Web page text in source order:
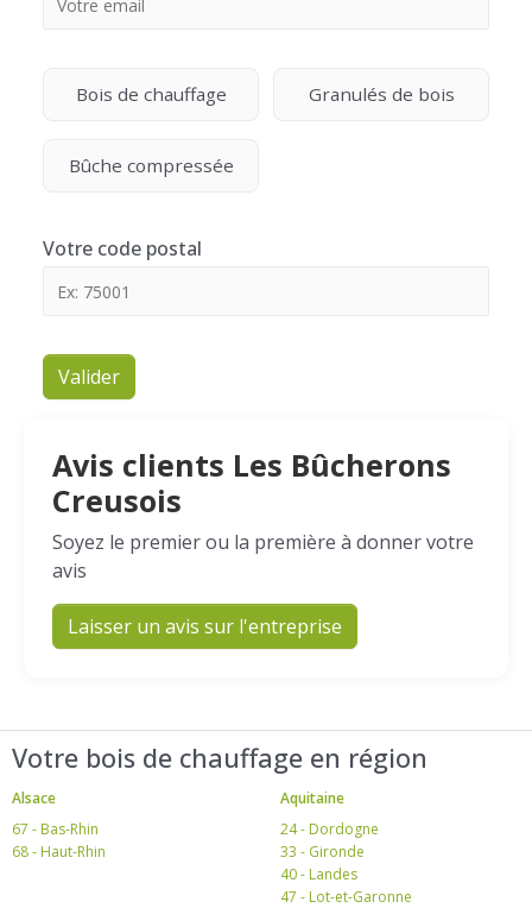
Bois de chauffage Granulés de bois
Bûche compressée
Votre code postal
Valider
Avis clients Les Bûcherons
Creusois
Soyez le premier ou la première à donner votre
avis
Laisser un avis sur l'entreprise
Votre bois de chauffage en région
Alsace
67 - Bas-Rhin
68 - Haut-Rhin
Aquitaine
24 - Dordogne
33 - Gironde
40 - Landes
47 - Lot-et-Garonne